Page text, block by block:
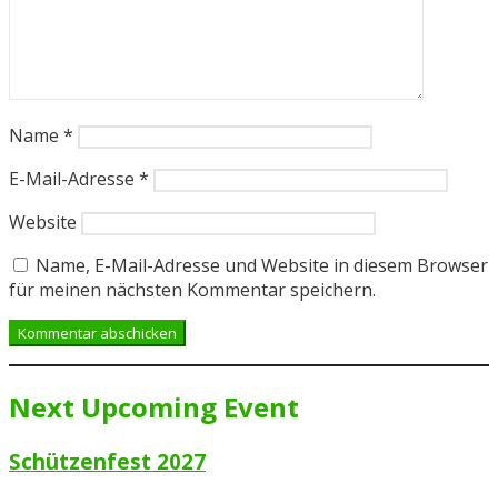
Name *
E-Mail-Adresse *
Website
Name, E-Mail-Adresse und Website in diesem Browser
für meinen nächsten Kommentar speichern.
Next Upcoming Event
Schützenfest 2027